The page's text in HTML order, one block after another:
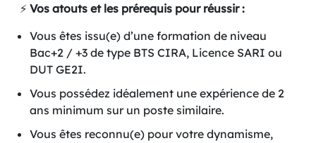
⚡️ Vos atouts et les prérequis pour réussir :
Vous êtes issu(e) d’une formation de niveau
Bac+2 / +3 de type BTS CIRA, Licence SARI ou
DUT GE2I.
Vous possédez idéalement une expérience de 2
ans minimum sur un poste similaire.
Vous êtes reconnu(e) pour votre dynamisme,